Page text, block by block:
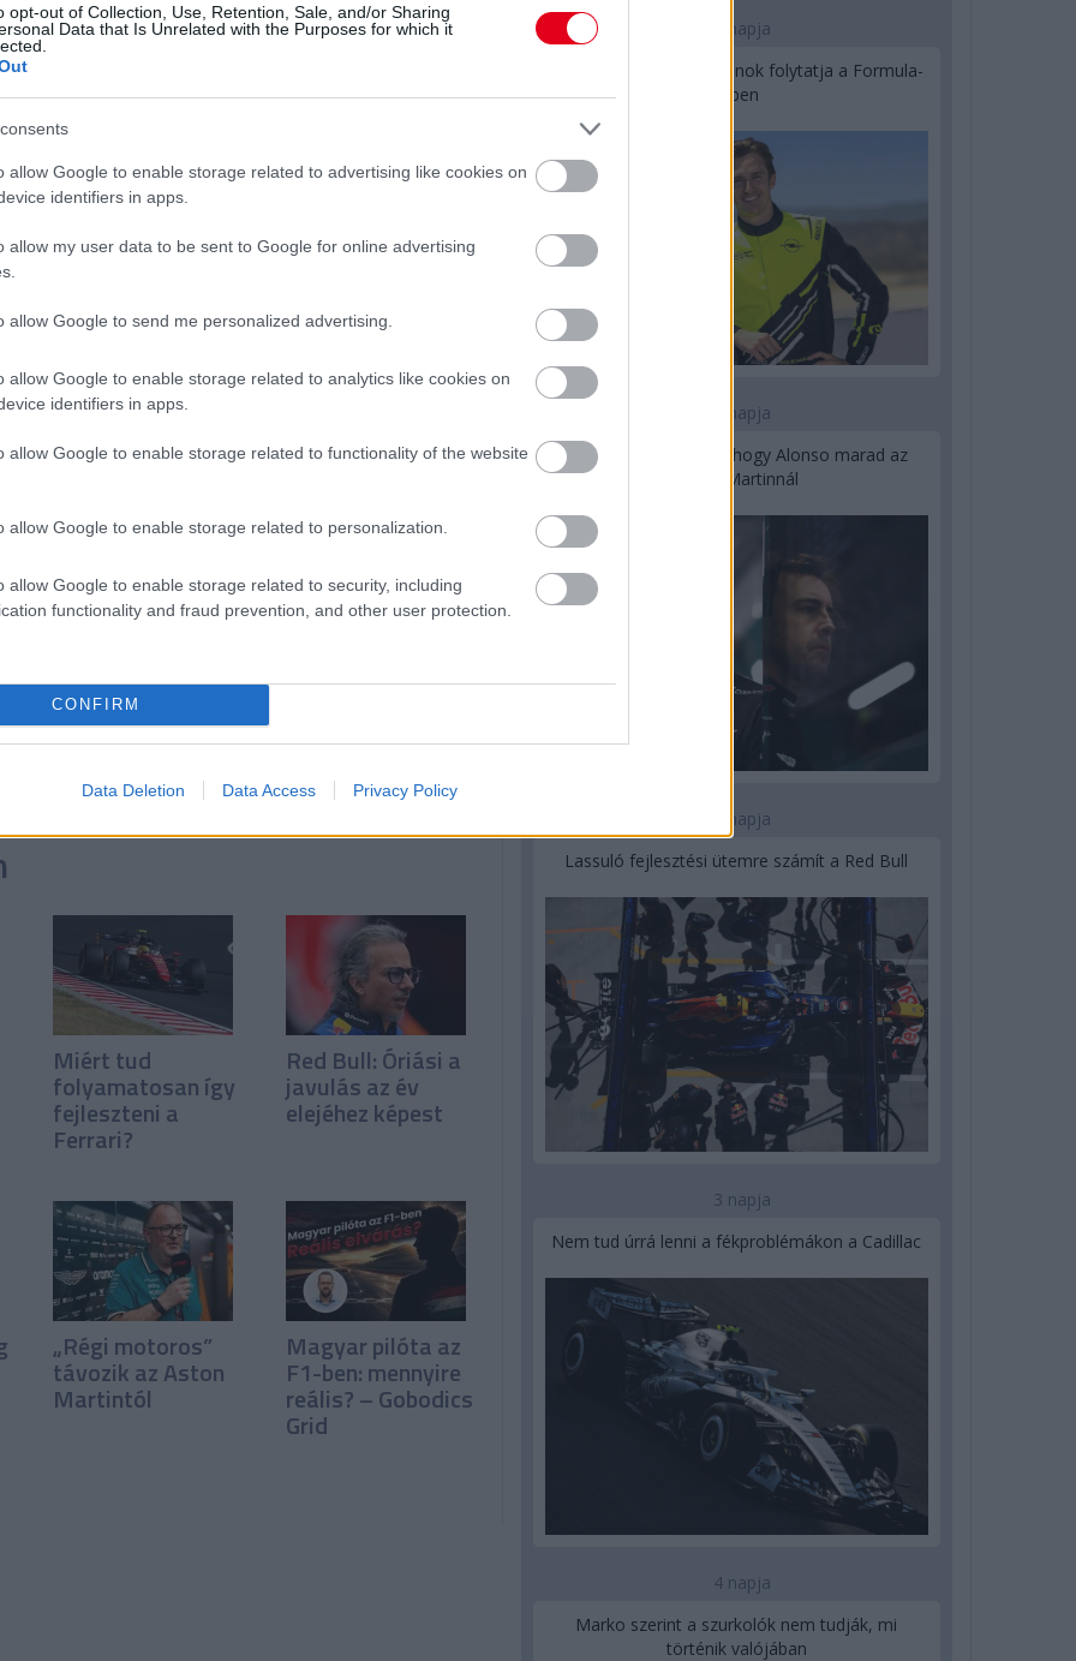
opt-out of Collection, Use, Retention, Sale, and/or Sharing
Data that Is Unrelated with the Purposes for which it
allow Google to enable storage related to advertising like cookies on
identifiers in apps.
allow my user data to be sent to Google for online advertising
allow Google to send me personalized advertising.
allow Google to enable storage related to analytics like cookies on
identifiers in apps.
allow Google to enable storage related to functionality of the website
allow Google to enable storage related to personalization.
allow Google to enable storage related to security, including
functionality and fraud prevention, and other user protection.
CONFIRM
Data Deletion Data Access Privacy Policy
amit a csapat elvár tőlem, hasznos
lehet, alkalmazkodjak az autóhoz. Ha ezt
csapat számára pozitív edzés lesz,
átadnia az autóját az első edzésen egy
sem volt erre igazán alkalmas – vagy a
vagy a szezonnyitó mivolt miatt –, nem
az Aston Martin ültetett be egy juniort:
az alábbi gombokkal:
Miért tud
folyamatosan így
fejleszteni a
Ferrari?
Red Bull: Óriási a
javulás az év
elejéhez képest
„Régi motoros”
távozik az Aston
Martintól
Magyar pilóta az
F1-ben: mennyire
reális? – Gobodics
Grid
2 napja
Újabb korábbi F2-es bajnok folytatja a Formula-
E-ben
2 napja
Newey biztos benne, hogy Alonso marad az
Aston Martinnál
3 napja
Lassuló fejlesztési ütemre számít a Red Bull
3 napja
Nem tud úrrá lenni a fékproblémákon a Cadillac
4 napja
Marko szerint a szurkolók nem tudják, mi
történik valójában